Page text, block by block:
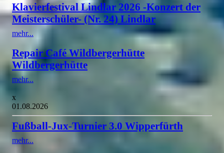
Klavierfestival Lindlar 2026 -Konzert der
Meisterschüler- (Nr. 24) Lindlar
mehr...
Repair Café Wildbergerhütte
Wildbergerhütte
mehr...
x
01.08.2026
Fußball-Jux-Turnier 3.0 Wipperfürth
mehr...